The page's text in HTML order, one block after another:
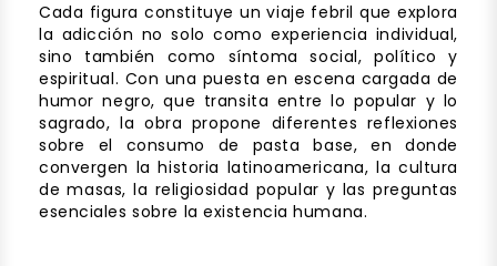
Cada figura constituye un viaje febril que explora
la adicción no solo como experiencia individual,
sino también como síntoma social, político y
espiritual. Con una puesta en escena cargada de
humor negro, que transita entre lo popular y lo
sagrado, la obra propone diferentes reflexiones
sobre el consumo de pasta base, en donde
convergen la historia latinoamericana, la cultura
de masas, la religiosidad popular y las preguntas
esenciales sobre la existencia humana.